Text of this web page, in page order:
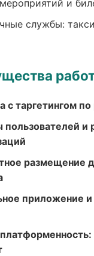
и
службы:
с таргетингом по
и
размещение
приложение и